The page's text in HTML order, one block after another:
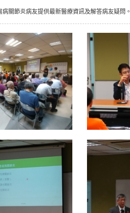
關節炎病友提供最新醫療資訊及解答病友疑問。